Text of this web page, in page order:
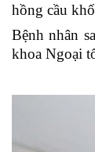
hồng cầu
Bệnh nhân
khoa Ngoại